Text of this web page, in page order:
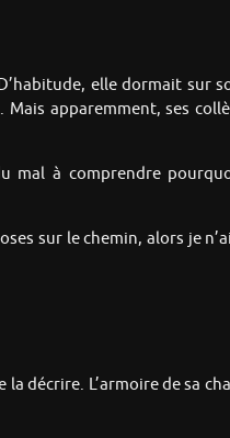
elle dormait sur
apparemment, ses
mal à comprendre
sur le chemin, alors je
décrire. L’armoire de sa